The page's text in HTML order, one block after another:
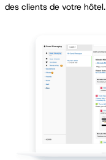
des clients de votre hôtel.